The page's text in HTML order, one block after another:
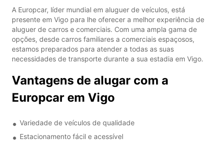
A Europcar, líder mundial em aluguer de veículos, está
presente em Vigo para lhe oferecer a melhor experiência de
aluguer de carros e comerciais. Com uma ampla gama de
opções, desde carros familiares a comerciais espaçosos,
estamos preparados para atender a todas as suas
necessidades de transporte durante a sua estadia em Vigo.
Vantagens de alugar com a
Europcar em Vigo
Variedade de veículos de qualidade
Estacionamento fácil e acessível